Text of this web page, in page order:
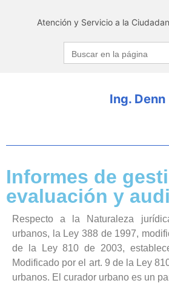
Atención y Servicio a la
Search
for:
ng. D ennys
Informes de
evaluación y
Respecto a la Naturaleza
urbanos, la Ley 388 de 1997,
de la Ley 810 de 2003,
Modificado por el art. 9 de la Ley
urbanos. El curador urbano es un